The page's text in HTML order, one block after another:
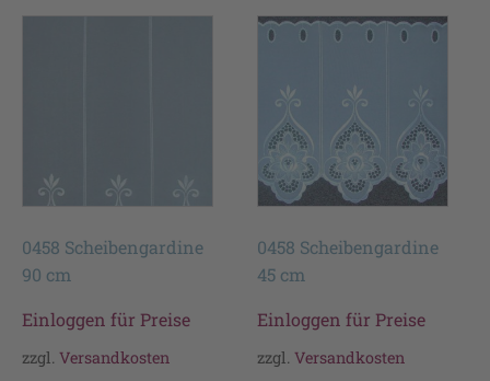
0458 Scheibengardine
90 cm
Einloggen für Preise
zzgl. Versandkosten
0458 Scheibengardine
45 cm
Einloggen für Preise
zzgl.Versandkosten